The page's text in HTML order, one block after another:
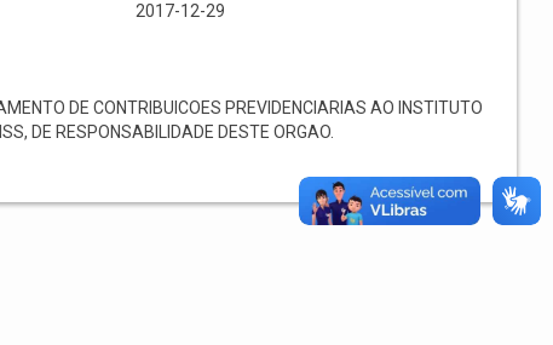
2017-12-29
DE CONTRIBUICOES PREVIDENCIARIAS AO INSTITUTO
DE RESPONSABILIDADE DESTE ORGAO.